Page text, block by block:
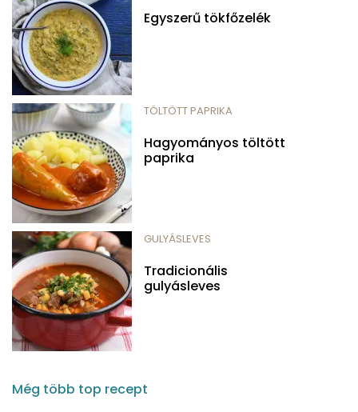
Egyszerű tökfőzelék
TÖLTÖTT PAPRIKA
Hagyományos töltött
paprika
GULYÁSLEVES
Tradicionális
gulyásleves
Még több top recept